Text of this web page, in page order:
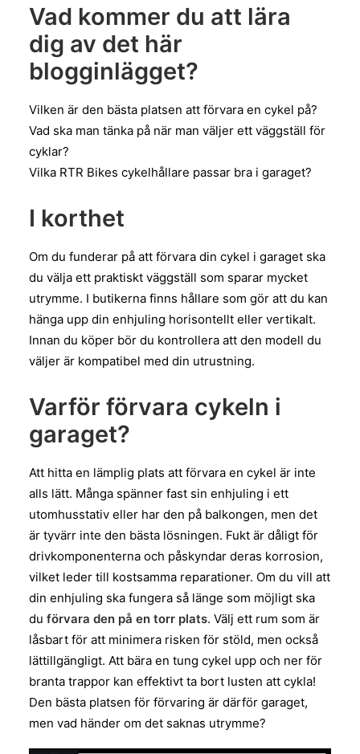
Vad kommer du att lära
dig av det här
blogginlägget?
Vilken är den bästa platsen att förvara en cykel på?
Vad ska man tänka på när man väljer ett väggställ för
cyklar?
Vilka RTR Bikes cykelhållare passar bra i garaget?
I korthet
Om du funderar på att förvara din cykel i garaget ska
du välja ett praktiskt väggställ som sparar mycket
utrymme. I butikerna finns hållare som gör att du kan
hänga upp din enhjuling horisontellt eller vertikalt.
Innan du köper bör du kontrollera att den modell du
väljer är kompatibel med din utrustning.
Varför förvara cykeln i
garaget?
Att hitta en lämplig plats att förvara en cykel är inte
alls lätt. Många spänner fast sin enhjuling i ett
utomhusstativ eller har den på balkongen, men det
är tyvärr inte den bästa lösningen. Fukt är dåligt för
drivkomponenterna och påskyndar deras korrosion,
vilket leder till kostsamma reparationer. Om du vill att
din enhjuling ska fungera så länge som möjligt ska
du förvara den på en torr plats. Välj ett rum som är
låsbart för att minimera risken för stöld, men också
lättillgängligt. Att bära en tung cykel upp och ner för
branta trappor kan effektivt ta bort lusten att cykla!
Den bästa platsen för förvaring är därför garaget,
men vad händer om det saknas utrymme?